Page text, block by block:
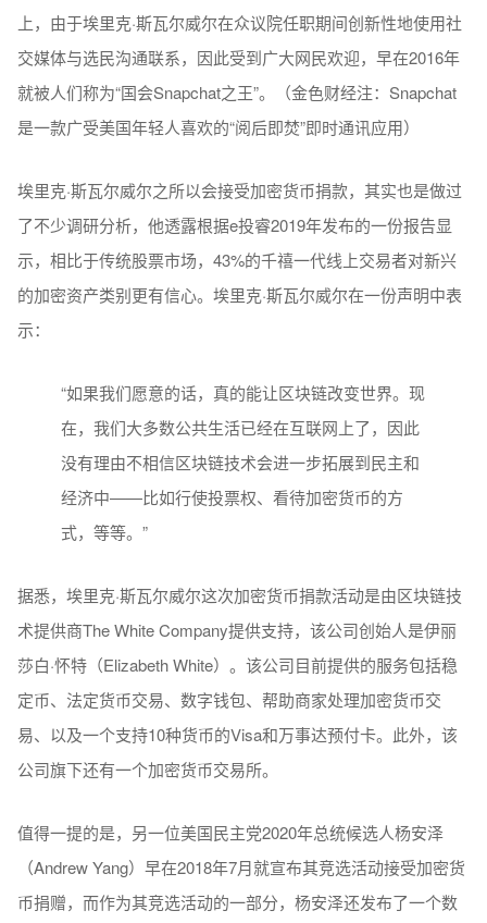
上，由于埃里克·斯瓦尔威尔在众议院任职期间创新性地使用社
交媒体与选民沟通联系，因此受到广大网民欢迎，早在2016年
就被人们称为“国会Snapchat之王”。（金色财经注：Snapchat
是一款广受美国年轻人喜欢的“阅后即焚”即时通讯应用）
埃里克·斯瓦尔威尔之所以会接受加密货币捐款，其实也是做过
了不少调研分析，他透露根据e投睿2019年发布的一份报告显
示，相比于传统股票市场，43%的千禧一代线上交易者对新兴
的加密资产类别更有信心。埃里克·斯瓦尔威尔在一份声明中表
示：
“如果我们愿意的话，真的能让区块链改变世界。现
在，我们大多数公共生活已经在互联网上了，因此
没有理由不相信区块链技术会进一步拓展到民主和
经济中——比如行使投票权、看待加密货币的方
式，等等。”
据悉，埃里克·斯瓦尔威尔这次加密货币捐款活动是由区块链技
术提供商The White Company提供支持，该公司创始人是伊丽
莎白·怀特（Elizabeth White）。该公司目前提供的服务包括稳
定币、法定货币交易、数字钱包、帮助商家处理加密货币交
易、以及一个支持10种货币的Visa和万事达预付卡。此外，该
公司旗下还有一个加密货币交易所。
值得一提的是，另一位美国民主党2020年总统候选人杨安泽
（Andrew Yang）早在2018年7月就宣布其竞选活动接受加密货
币捐赠，而作为其竞选活动的一部分，杨安泽还发布了一个数